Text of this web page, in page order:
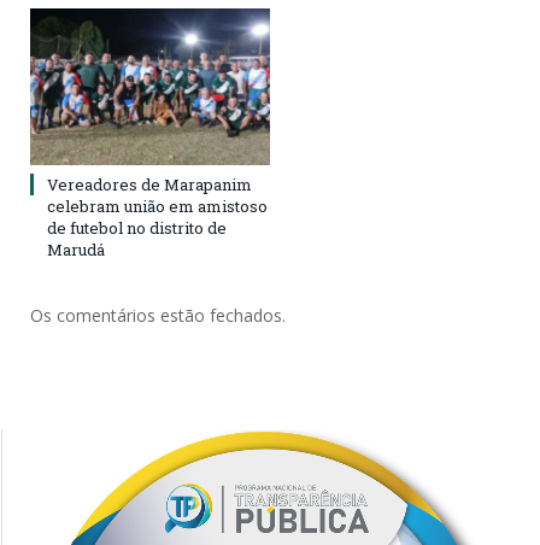
Vereadores de Marapanim
celebram união em amistoso
de futebol no distrito de
Marudá
Os comentários estão fechados.